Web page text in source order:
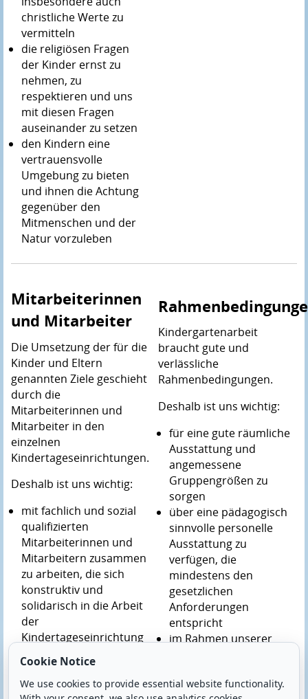
christliche Werte zu
vermitteln
die religiösen Fragen
der Kinder ernst zu
nehmen, zu
respektieren und uns
mit diesen Fragen
auseinander zu setzen
den Kindern eine
vertrauensvolle
Umgebung zu bieten
und ihnen die Achtung
gegenüber den
Mitmenschen und der
Natur vorzuleben
Kindergartenarbeit
braucht gute und
verlässliche
Rahmenbedingungen.
Deshalb ist uns wichtig:
für eine gute räumliche
Ausstattung und
angemessene
Gruppengrößen zu
sorgen
über eine pädagogisch
sinnvolle personelle
Ausstattung zu
verfügen, die
mindestens den
gesetzlichen
Anforderungen
entspricht
im Rahmen unserer
gesellschaftliche
Mitarbeiterinnen
und Mitarbeiter
Die Umsetzung der für die
Kinder und Eltern
genannten Ziele geschieht
durch die
Mitarbeiterinnen und
Mitarbeiter in den
einzelnen
Kindertageseinrichtungen.
Deshalb ist uns wichtig:
mit fachlich und sozial
qualifizierten
Mitarbeiterinnen und
Mitarbeitern zusammen
zu arbeiten, die sich
konstruktiv und
solidarisch in die Arbeit
der
Kindertageseinrichtung
den Mitarbeiterinnen
und Mitarbeitern gute
Cookie Notice
We use cookies to provide essential website functionality.